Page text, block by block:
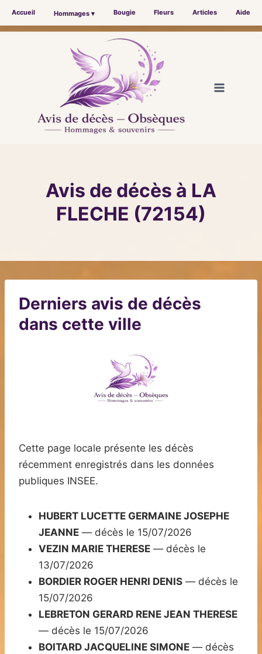
Accueil Hommages ▾ Bougie Fleurs Articles Aide
Avis de décès à LA
FLECHE (72154)
Derniers avis de décès
dans cette ville
Cette page locale présente les décès
récemment enregistrés dans les données
publiques INSEE.
HUBERT LUCETTE GERMAINE JOSEPHE
JEANNE — décès le 15/07/2026
VEZIN MARIE THERESE — décès le
13/07/2026
BORDIER ROGER HENRI DENIS — décès le
15/07/2026
LEBRETON GERARD RENE JEAN THERESE
— décès le 15/07/2026
BOITARD JACQUELINE SIMONE — décès